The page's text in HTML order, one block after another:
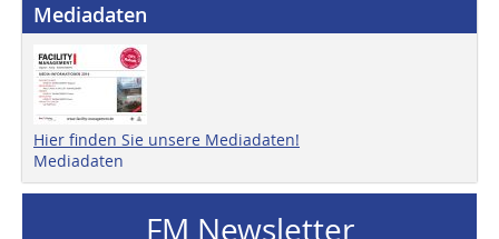
Mediadaten
Hier finden Sie unsere Mediadaten!
Mediadaten
FM Newsletter